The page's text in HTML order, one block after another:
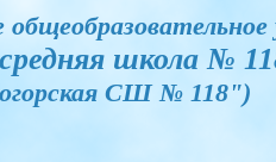
школа №
СШ № 118")